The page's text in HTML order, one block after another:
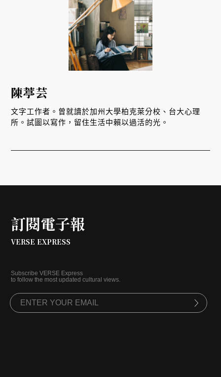
陳葶芸
文字工作者。曾就讀於加州大學柏克萊分校、台大心理
所。試圖以寫作，留住生活中賴以過活的光。
訂閱電子報
VERSE EXPRESS
Subscribe VERSE Express
to follow the most updated cultural views.